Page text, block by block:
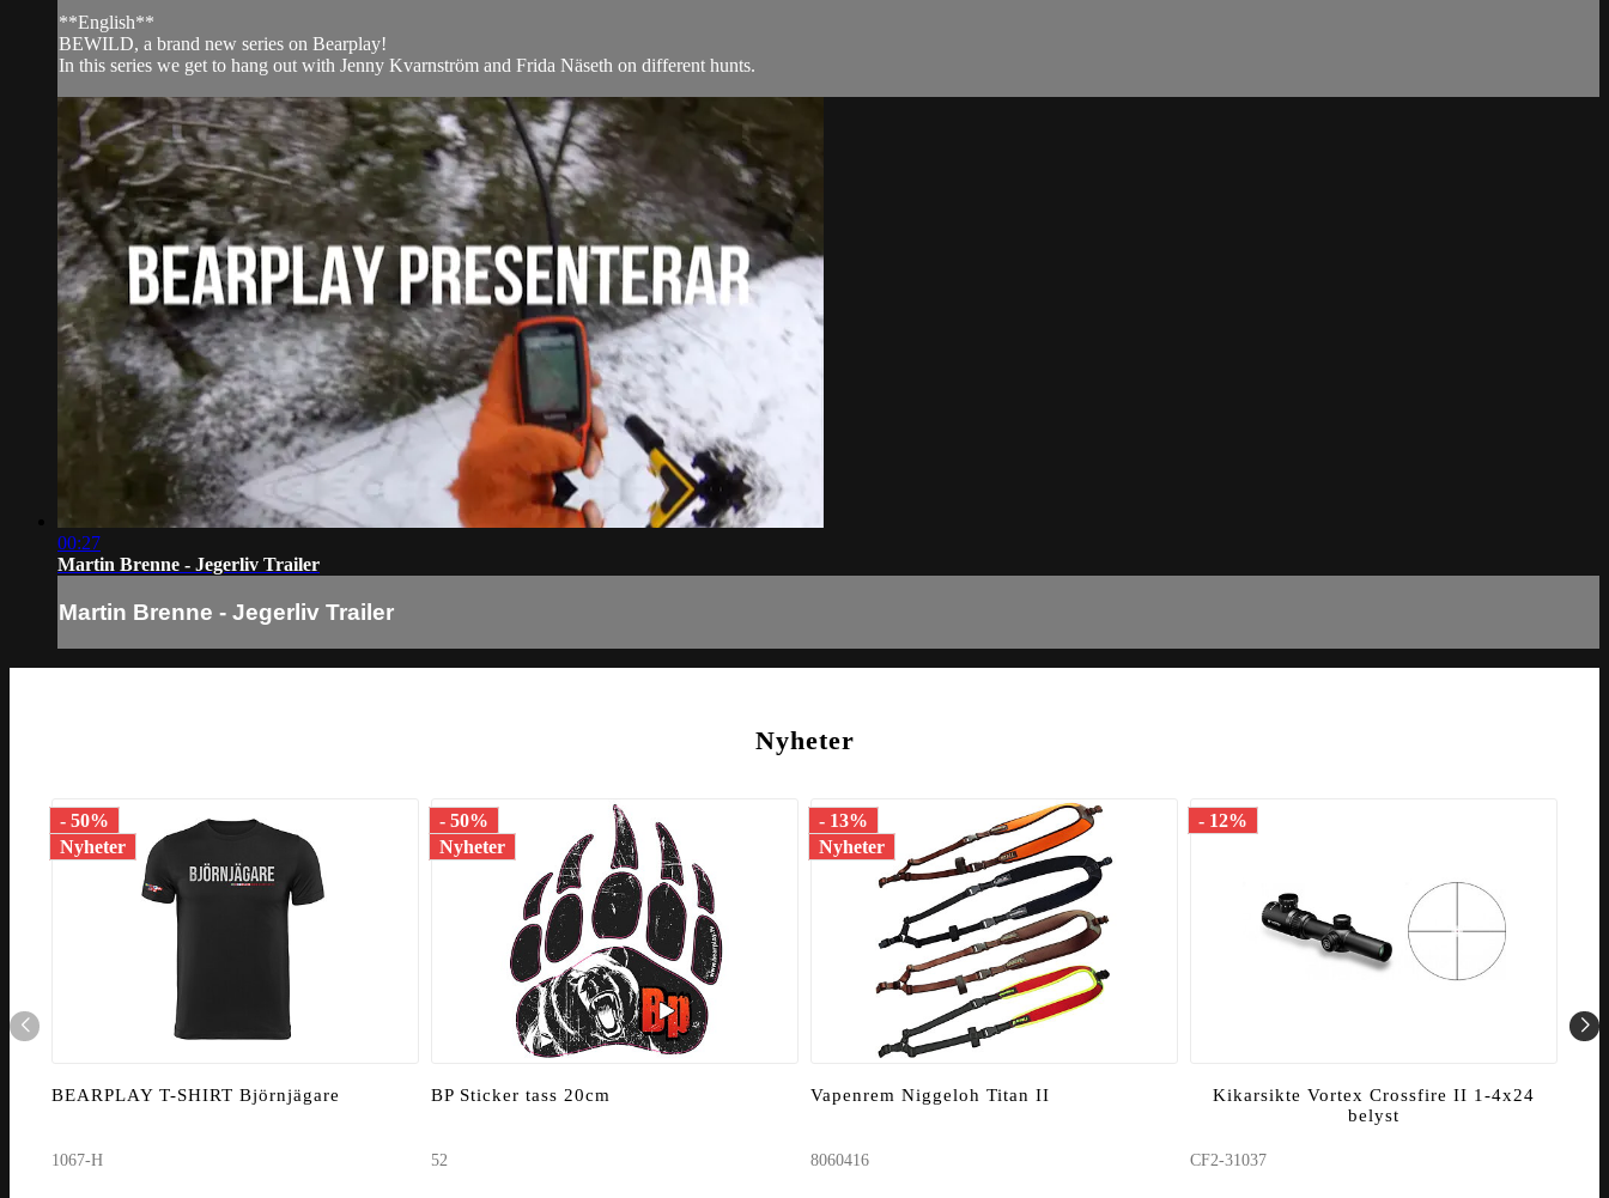
**English**
BEWILD, a brand new series on Bearplay!
In this series we get to hang out with Jenny Kvarnström and Frida Näseth on different hunts.
00:27
Martin Brenne - Jegerliv Trailer
Martin Brenne - Jegerliv Trailer
Nyheter
- 50%
Nyheter
BEARPLAY T-SHIRT Björnjägare
1067-H
- 50%
Nyheter
BP Sticker tass 20cm
52
- 13%
Nyheter
Vapenrem Niggeloh Titan II
8060416
- 12%
Kikarsikte Vortex Crossfire II 1-4x24
belyst
CF2-31037